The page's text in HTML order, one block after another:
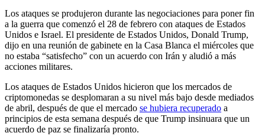
Los ataques se produjeron durante las negociaciones para poner fin
a la guerra que comenzó el 28 de febrero con ataques de Estados
Unidos e Israel. El presidente de Estados Unidos, Donald Trump,
dijo en una reunión de gabinete en la Casa Blanca el miércoles que
no estaba “satisfecho” con un acuerdo con Irán y aludió a más
acciones militares.
Los ataques de Estados Unidos hicieron que los mercados de
criptomonedas se desplomaran a su nivel más bajo desde mediados
de abril, después de que el mercado se hubiera recuperado a
principios de esta semana después de que Trump insinuara que un
acuerdo de paz se finalizaría pronto.